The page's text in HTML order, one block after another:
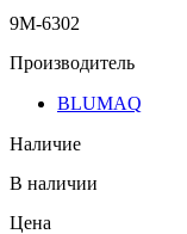
9M-6302
Производитель
BLUMAQ
Наличие
В наличии
Цена